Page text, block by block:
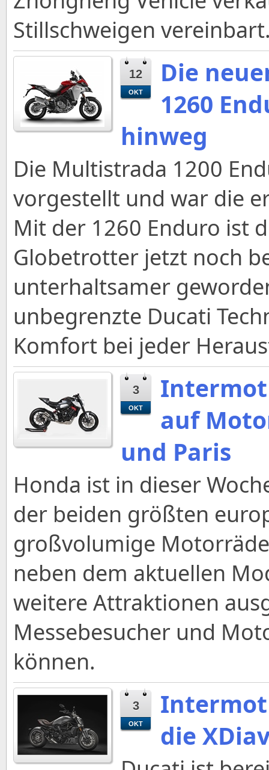
Stillschweigen
12
OKT
Die
1260
hinweg
Die Multistrada 1200
vorgestellt und war die
Mit der 1260 Enduro ist
Globetrotter jetzt noch
unterhaltsamer
unbegrenzte Ducati
Komfort bei jeder
3
OKT
Intermot
auf
und Paris
Honda ist in dieser
der beiden größten
großvolumige
neben dem aktuellen
weitere Attraktionen
Messebesucher und
können.
3
OKT
Intermot
die